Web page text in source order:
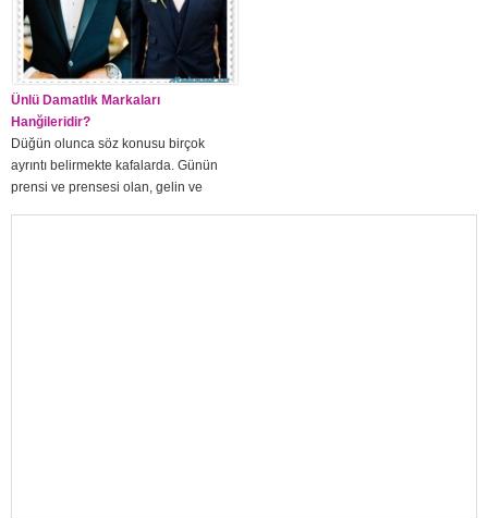
Ünlü Damatlık Markaları
Hanğileridir?
Düğün olunca söz konusu birçok
ayrıntı belirmekte kafalarda. Günün
prensi ve prensesi olan, gelin ve